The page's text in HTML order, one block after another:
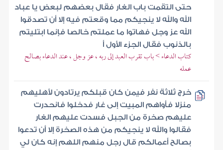
حتى التقمت باب الغار فقال بعضهم لبعض يا عباد
الله والله لا ينجيكم مما وقعتم فيه إلا أن تصدقوا
الله عز وجل فهاتوا ما عملتم خالصا فإنما ابتليتم
بالذنوب فقال الجزء الأول أ
كتاب الدعاء > باب تقرب العبد إلى ربه ، عز وجل ، عند الدعاء بصالح
عمله
خرج ثلاثة نفر فيمن كان قبلكم يرتادون لأهليهم
منزلا فأواهم المبيت إلى غار فدخلوا فانحدرت
عليهم صخرة من الجبل فسدت عليهم الغار
فقالوا والله لا ينجيكم من هذه الصخرة إلا أن تدعوا
بصالح أعمالكم قال رجل منهم اللهم إنه كان لي